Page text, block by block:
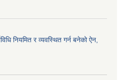
नियमित र व्यवस्थित गर्न बनेको ऐन,